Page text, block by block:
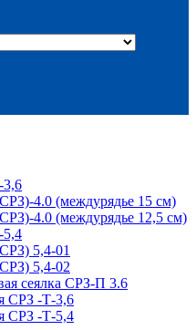
3,6
4.0 (междурядье 15 см)
4.0 (междурядье 12,5 см)
5,4
5,4-01
5,4-02
сеялка СРЗ-П 3.6
СРЗ -Т-3,6
СРЗ -Т-5,4